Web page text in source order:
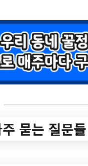
게 끼치는 음식
안정기 뭐든해도 괜찮다?
험 꼼꼼히 챙기기
묻는 질문들